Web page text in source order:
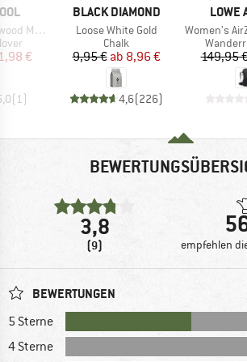
Sweater
Preis
€
(1 )
MARKE
BLACK DIAMOND
Artikel
Loose White Gold
Produktgruppe
Chalk
Preis
9,95 € reduzierter Preis
ab 8,96 €
4,6(226)
MARKE
LOWE
Artikel
Women's
149,95
3,8
(9) empfehlen
BEWERTUNGEN
5 Sterne
4 Sterne